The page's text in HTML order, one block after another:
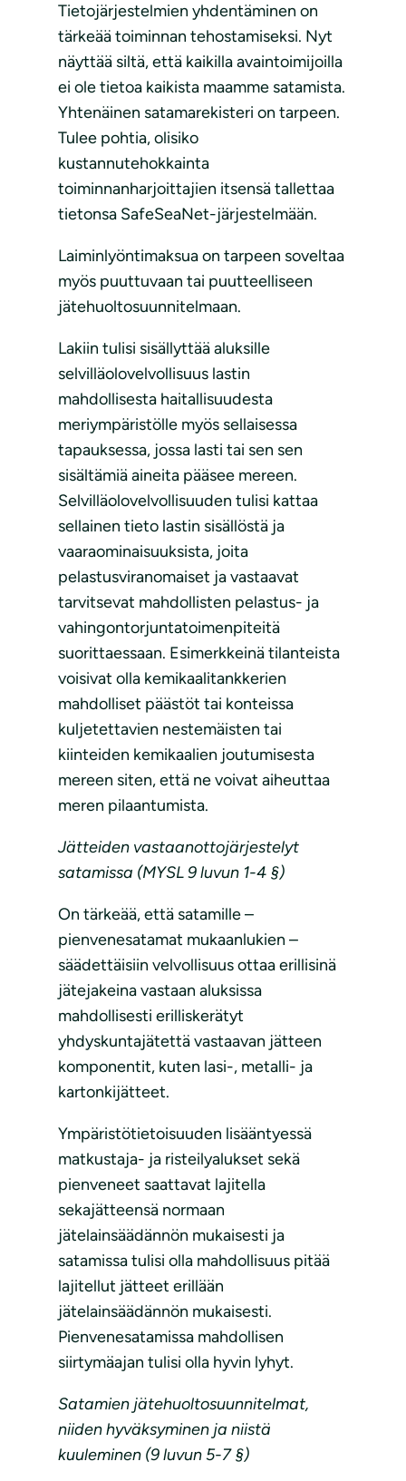
Tietojärjestelmien yhdentäminen on
tärkeää toiminnan tehostamiseksi. Nyt
näyttää siltä, että kaikilla avaintoimijoilla
ei ole tietoa kaikista maamme satamista.
Yhtenäinen satamarekisteri on tarpeen.
Tulee pohtia, olisiko
kustannutehokkainta
toiminnanharjoittajien itsensä tallettaa
tietonsa SafeSeaNet-järjestelmään.
Laiminlyöntimaksua on tarpeen soveltaa
myös puuttuvaan tai puutteelliseen
jätehuoltosuunnitelmaan.
Lakiin tulisi sisällyttää aluksille
selvilläolovelvollisuus lastin
mahdollisesta haitallisuudesta
meriympäristölle myös sellaisessa
tapauksessa, jossa lasti tai sen sen
sisältämiä aineita pääsee mereen.
Selvilläolovelvollisuuden tulisi kattaa
sellainen tieto lastin sisällöstä ja
vaaraominaisuuksista, joita
pelastusviranomaiset ja vastaavat
tarvitsevat mahdollisten pelastus- ja
vahingontorjuntatoimenpiteitä
suorittaessaan. Esimerkkeinä tilanteista
voisivat olla kemikaalitankkerien
mahdolliset päästöt tai konteissa
kuljetettavien nestemäisten tai
kiinteiden kemikaalien joutumisesta
mereen siten, että ne voivat aiheuttaa
meren pilaantumista.
Jätteiden vastaanottojärjestelyt
satamissa (MYSL 9 luvun 1-4 §)
On tärkeää, että satamille –
pienvenesatamat mukaanlukien –
säädettäisiin velvollisuus ottaa erillisinä
jätejakeina vastaan aluksissa
mahdollisesti erilliskerätyt
yhdyskuntajätettä vastaavan jätteen
komponentit, kuten lasi-, metalli- ja
kartonkijätteet.
Ympäristötietoisuuden lisääntyessä
matkustaja- ja risteilyalukset sekä
pienveneet saattavat lajitella
sekajätteensä normaan
jätelainsäädännön mukaisesti ja
satamissa tulisi olla mahdollisuus pitää
lajitellut jätteet erillään
jätelainsäädännön mukaisesti.
Pienvenesatamissa mahdollisen
siirtymäajan tulisi olla hyvin lyhyt.
Satamien jätehuoltosuunnitelmat,
niiden hyväksyminen ja niistä
kuuleminen (9 luvun 5-7 §)